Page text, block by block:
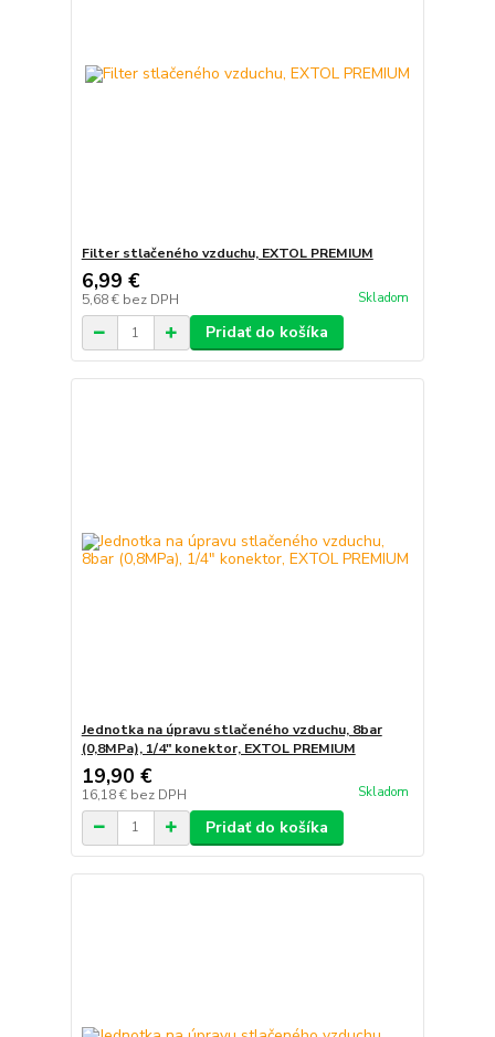
Filter stlačeného vzduchu, EXTOL PREMIUM
6,99 €
5,68 € bez DPH Skladom
Pridať do košíka
Jednotka na úpravu stlačeného vzduchu, 8bar
(0,8MPa), 1/4" konektor, EXTOL PREMIUM
19,90 €
16,18 € bez DPH Skladom
Pridať do košíka